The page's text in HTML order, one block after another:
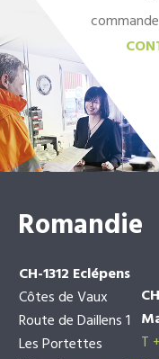
Romandie
CH-1312 Eclépens
Côtes de Vaux
Route de Daillens 1
Les Portettes
T